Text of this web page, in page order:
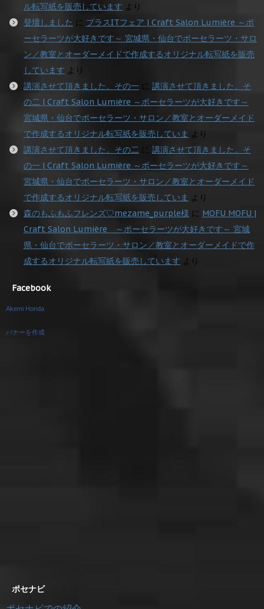
ル転写紙を販売しています より
登壇しました に プラスITフェア | Craft Salon Lumière ～ポ
ーセラーツが大好きです～ 宮城県・仙台でポーセラーツ・サロ
ン／教室とオーダーメイドで作成するオリジナル転写紙を販売
しています より
講演させて頂きました。その一
講演させて頂きました。そ
の二 | Craft Salon Lumière ～ポーセラーツが大好きです～
宮城県・仙台でポーセラーツ・サロン／教室とオーダーメイド
で作成するオリジナル転写紙を販売していま より
講演させて頂きました。その二
講演させて頂きました。そ
の一 | Craft Salon Lumière ～ポーセラーツが大好きです～
宮城県・仙台でポーセラーツ・サロン／教室とオーダーメイド
で作成するオリジナル転写紙を販売していま より
森のもふもふフレンズ♡mezame_purple様 に MOFU MOFU |
Craft Salon Lumière ～ポーセラーツが大好きです～ 宮城
県・仙台でポーセラーツ・サロン／教室とオーダーメイドで作
成するオリジナル転写紙を販売しています より
Facebook
Akemi Honda
バナーを作成
ポセナビ